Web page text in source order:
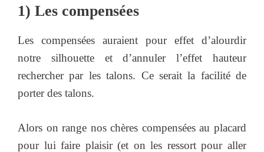
1) Les compensées
Les compensées auraient pour effet d’alourdir
notre silhouette et d’annuler l’effet hauteur
rechercher par les talons. Ce serait la facilité de
porter des talons.
Alors on range nos chères compensées au placard
pour lui faire plaisir (et on les ressort pour aller